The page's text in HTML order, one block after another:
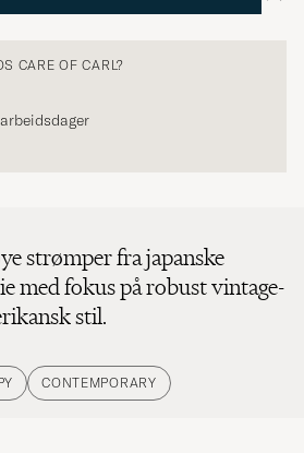
CARE OF CARL?
strømper fra japanske
med fokus på robust vintage-
stil.
CONTEMPORARY